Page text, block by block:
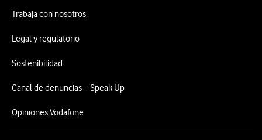
Trabaja con nosotros
Legal y regulatorio
Sostenibilidad
Canal de denuncias – Speak Up
Opiniones Vodafone